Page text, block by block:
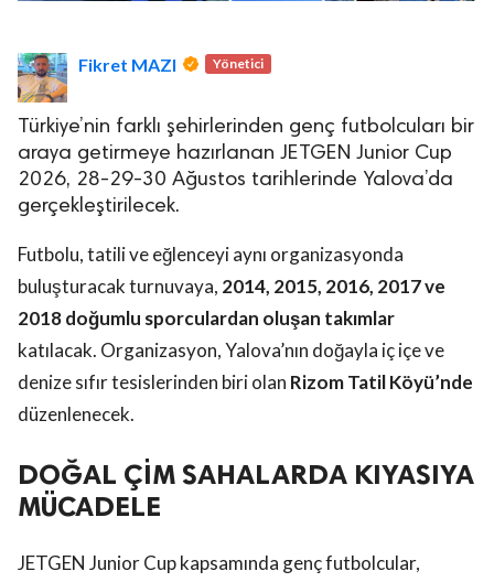
Fikret MAZI Yönetici
Türkiye’nin farklı şehirlerinden genç futbolcuları bir
araya getirmeye hazırlanan JETGEN Junior Cup
2026, 28-29-30 Ağustos tarihlerinde Yalova’da
gerçekleştirilecek.
Futbolu, tatili ve eğlenceyi aynı organizasyonda
buluşturacak turnuvaya, 2014, 2015, 2016, 2017 ve
2018 doğumlu sporculardan oluşan takımlar
katılacak. Organizasyon, Yalova’nın doğayla iç içe ve
denize sıfır tesislerinden biri olan Rizom Tatil Köyü’nde
düzenlenecek.
DOĞAL ÇİM SAHALARDA KIYASIYA
MÜCADELE
JETGEN Junior Cup kapsamında genç futbolcular,